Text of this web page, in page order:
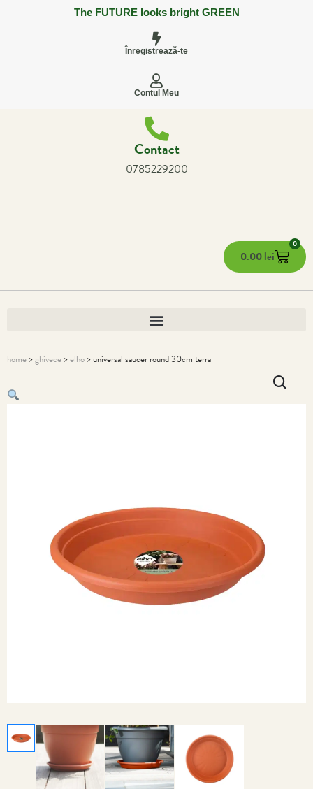
The FUTURE looks bright GREEN
Înregistrează-te
Contul Meu
Contact
0785229200
0.00lei
0
home>ghivece>elho> universal saucer round 30cm terra